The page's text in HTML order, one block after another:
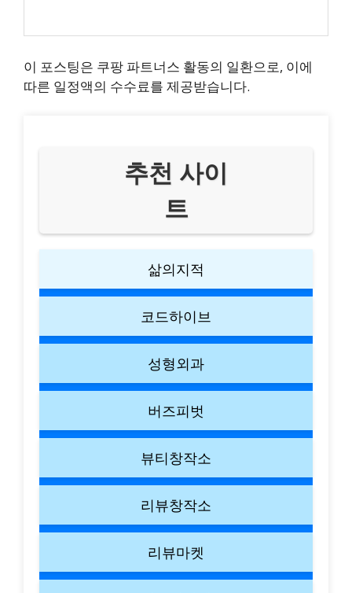
이 포스팅은 쿠팡 파트너스 활동의 일환으로, 이에
따른 일정액의 수수료를 제공받습니다.
추천 사이
트
삶의지적
코드하이브
성형외과
버즈피벗
뷰티창작소
리뷰창작소
리뷰마켓